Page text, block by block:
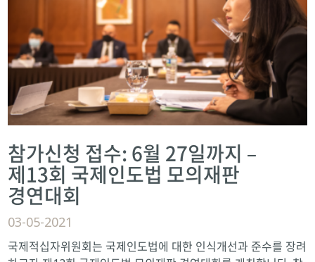
참가신청 접수: 6월 27일까지 –
제13회 국제인도법 모의재판
경연대회
03-05-2021
국제적십자위원회는 국제인도법에 대한 인식개선과 준수를 장려